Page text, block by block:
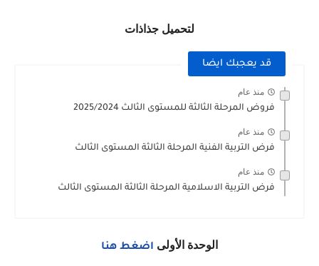
لتحميل جذاذات
قد يعجبك ايضا
منذ عام
فروض المرحلة الثالثة للمستوى الثالث 2025/2024
منذ عام
فرض التربية الفنية المرحلة الثالثة المستوى الثالث
منذ عام
فرض التربية الاسلامية المرحلة الثالثة المستوى الثالث
الوحدة الأولى اضغط هنا